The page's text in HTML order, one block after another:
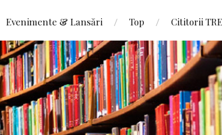
Evenimente & Lansări Top Cititorii